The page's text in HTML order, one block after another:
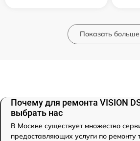
Показать больше
Почему для ремонта VISION
выбрать нас
В Москве существует множество
предоставляющих услуги по ремонту